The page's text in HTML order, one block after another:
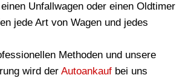
Unfallwagen oder einen Oldtimer
jede Art von Wagen und jedes
Methoden und unsere
wird der Autoankauf bei uns